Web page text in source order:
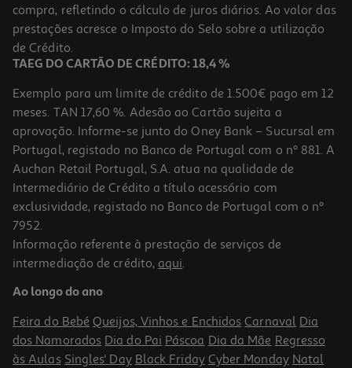
78 €/Lt
7,80 €
-38%
Champã Klorane Figo India 2x400ml 50% 2âªun
22.04 €/Lt
17,63 €
Promoção
compra, refletindo o cálculo de juros diários. Ao valor das
prestações acresce o Imposto do Selo sobre a utilização
de Crédito.
TAEG DO CARTÃO DE CRÉDITO: 18,4 %
Exemplo para um limite de crédito de 1.500€ pago em 12
meses. TAN 17,60 %. Adesão ao Cartão sujeita a
aprovação. Informe-se junto do Oney Bank – Sucursal em
Portugal, registado no Banco de Portugal com o nº 881. A
Auchan Retail Portugal, S.A. atua na qualidade de
Intermediário de Crédito a título acessório com
exclusividade, registado no Banco de Portugal com o nº
7952.
Informação referente à prestação de serviços de
intermediação de crédito, aqui.
Ao longo do ano
Feira do Bebé Queijos, Vinhos e Enchidos Carnaval Dia
dos Namorados Dia do Pai Páscoa Dia da Mãe Regresso
às Aulas Singles' Day Black Friday Cyber Monday Natal